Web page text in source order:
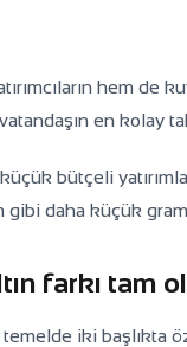
hem
en kolay
bütçeli
daha küçük
farkı tam
temelde iki başlıkta